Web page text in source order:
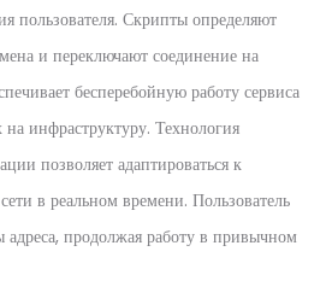
пользователя. Скрипты определяют
и переключают соединение на
бесперебойную работу сервиса
инфраструктуру. Технология
позволяет адаптироваться к
в реальном времени. Пользователь
адреса, продолжая работу в привычном